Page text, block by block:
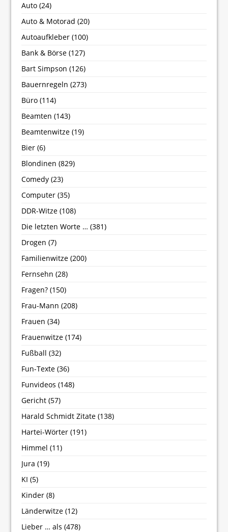
Auto (24)
Auto & Motorad (20)
Autoaufkleber (100)
Bank & Börse (127)
Bart Simpson (126)
Bauernregeln (273)
Büro (114)
Beamten (143)
Beamtenwitze (19)
Bier (6)
Blondinen (829)
Comedy (23)
Computer (35)
DDR-Witze (108)
Die letzten Worte … (381)
Drogen (7)
Familienwitze (200)
Fernsehn (28)
Fragen? (150)
Frau-Mann (208)
Frauen (34)
Frauenwitze (174)
Fußball (32)
Fun-Texte (36)
Funvideos (148)
Gericht (57)
Harald Schmidt Zitate (138)
Hartei-Wörter (191)
Himmel (11)
Jura (19)
KI (5)
Kinder (8)
Länderwitze (12)
Lieber … als (478)